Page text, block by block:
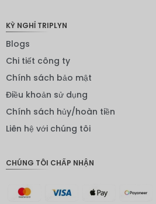
IDR
CHF
KỲ NGHỈ TRIPLYN
Blogs
Chi tiết công ty
Chính sách bảo mật
Điều khoản sử dụng
Chính sách hủy/hoàn tiền
Liên hệ với chúng tôi
CHÚNG TÔI CHẤP NHẬN